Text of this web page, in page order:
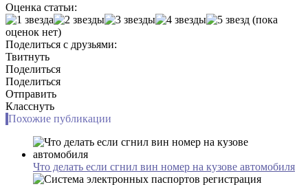
Оценка статьи:
(пока
оценок нет)
Поделиться с друзьями:
Твитнуть
Поделиться
Поделиться
Отправить
Класснуть
Похожие публикации
Что делать если сгнил вин номер на кузове автомобиля